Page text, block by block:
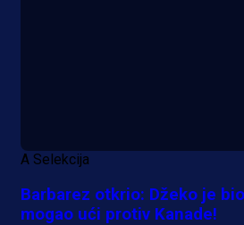
A Selekcija
Barbarez otkrio: Džeko je
mogao ući protiv Kanade!